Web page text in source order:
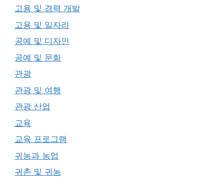
고용 및 경력 개발
고용 및 일자리
공예 및 디자인
공예 및 문화
관광
관광 및 여행
관광 산업
교육
교육 프로그램
귀농과 농업
귀촌 및 귀농